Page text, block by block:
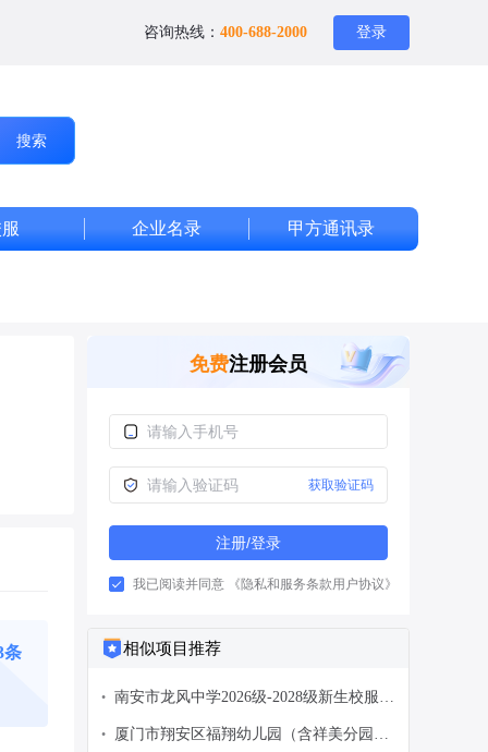
咨询热线： 400-688-2000 登录
搜索
企业名录 甲方通讯录
条
免费注册会员
获取验证码
注册/登录
我已阅读并同意 《隐私和服务条款用户协议》
相似项目推荐
• 南安市龙风中学2026级-2028级新生校服采
•
厦门市翔安区福翔幼儿园（含祥美分园）